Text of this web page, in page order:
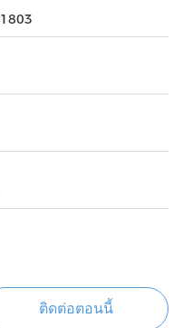
ติดต่อตอนนี้